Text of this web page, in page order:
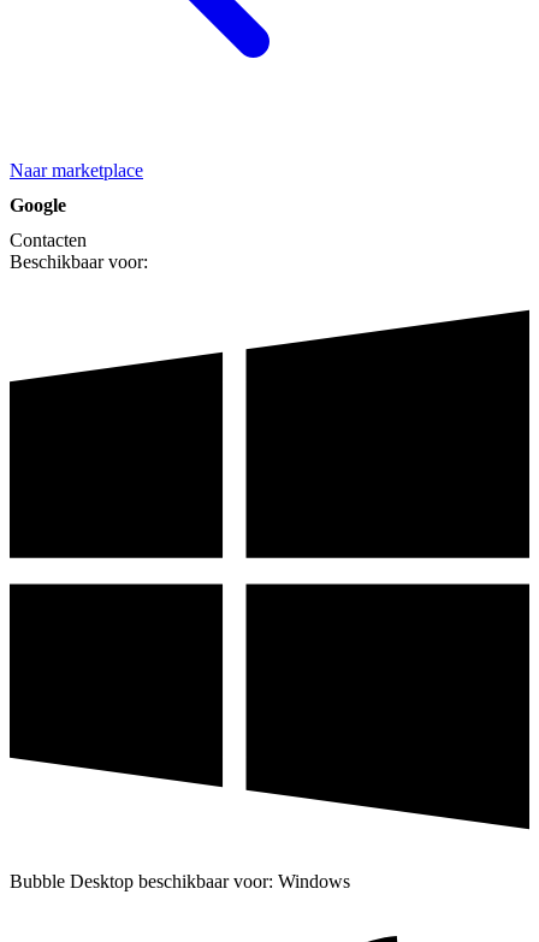
Naar marketplace
Google
Contacten
Beschikbaar voor:
Bubble Desktop beschikbaar voor: Windows